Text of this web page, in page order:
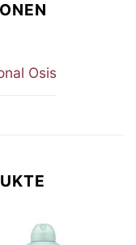
Osis